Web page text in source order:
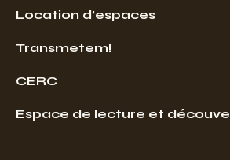
Location d’espaces
Transmetem!
CERC
Espace de lecture et